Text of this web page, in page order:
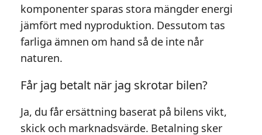
komponenter sparas stora mängder energi
jämfört med nyproduktion. Dessutom tas
farliga ämnen om hand så de inte når
naturen.
Får jag betalt när jag skrotar bilen?
Ja, du får ersättning baserat på bilens vikt,
skick och marknadsvärde. Betalning sker